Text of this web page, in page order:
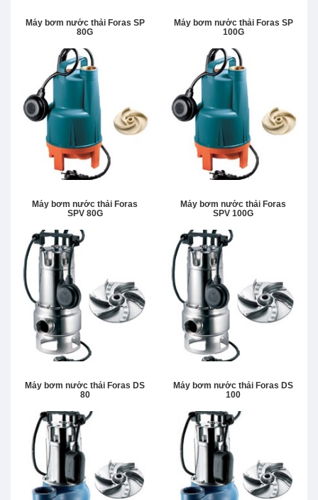
Máy bơm nước thải Foras SP
80G
Máy bơm nước thải Foras SP
100G
Máy bơm nước thải Foras
SPV 80G
Máy bơm nước thải Foras
SPV 100G
Máy bơm nước thải Foras DS
80
Máy bơm nước thải Foras DS
100